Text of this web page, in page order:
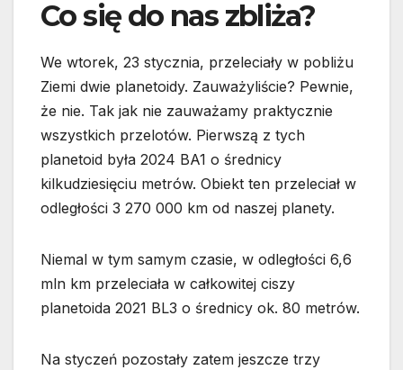
Co się do nas zbliża?
We wtorek, 23 stycznia, przeleciały w pobliżu
Ziemi dwie planetoidy. Zauważyliście? Pewnie,
że nie. Tak jak nie zauważamy praktycznie
wszystkich przelotów. Pierwszą z tych
planetoid była 2024 BA1 o średnicy
kilkudziesięciu metrów. Obiekt ten przeleciał w
odległości 3 270 000 km od naszej planety.
Niemal w tym samym czasie, w odległości 6,6
mln km przeleciała w całkowitej ciszy
planetoida 2021 BL3 o średnicy ok. 80 metrów.
Na styczeń pozostały zatem jeszcze trzy